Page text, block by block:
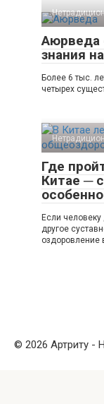
Аюрведа
знания
Более 6 тыс.
четырех
Где
Китае ─
Если человеку
другое
оздоровление
© 2026 Артриту -